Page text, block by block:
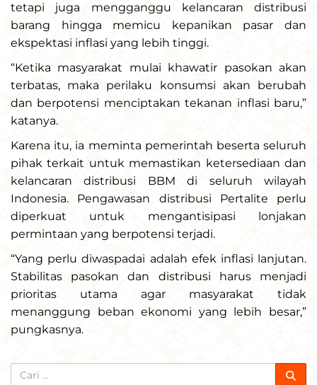
tetapi juga mengganggu kelancaran distribusi
barang hingga memicu kepanikan pasar dan
ekspektasi inflasi yang lebih tinggi.
“Ketika masyarakat mulai khawatir pasokan akan
terbatas, maka perilaku konsumsi akan berubah
dan berpotensi menciptakan tekanan inflasi baru,”
katanya.
Karena itu, ia meminta pemerintah beserta seluruh
pihak terkait untuk memastikan ketersediaan dan
kelancaran distribusi BBM di seluruh wilayah
Indonesia. Pengawasan distribusi Pertalite perlu
diperkuat untuk mengantisipasi lonjakan
permintaan yang berpotensi terjadi.
“Yang perlu diwaspadai adalah efek inflasi lanjutan.
Stabilitas pasokan dan distribusi harus menjadi
prioritas utama agar masyarakat tidak
menanggung beban ekonomi yang lebih besar,”
pungkasnya.